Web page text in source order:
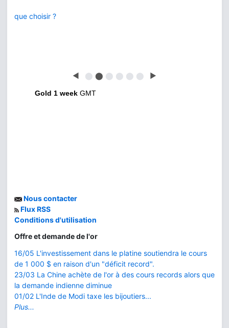
que choisir ?
◀ ⬤ ⬤ ⬤ ⬤ ⬤ ⬤ ▶
Gold 1 week GMT
Nous contacter
Flux RSS
Conditions d'utilisation
Offre et demande de l'or
16/05 L'investissement dans le platine soutiendra le cours
de 1 000 $ en raison d'un "déficit record".
23/03 La Chine achète de l'or à des cours records alors que
la demande indienne diminue
01/02 L'Inde de Modi taxe les bijoutiers...
Plus...